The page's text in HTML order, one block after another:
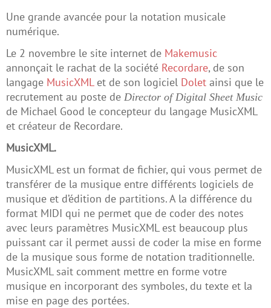
Une grande avancée pour la notation musicale
numérique.
Le 2 novembre le site internet de Makemusic
annonçait le rachat de la société Recordare, de son
langage MusicXMLet de son logiciel Dolet ainsi que le
recrutement au poste de Director of Digital Sheet Music
de Michael Good le concepteur du langage MusicXML
et créateur de Recordare.
MusicXML.
MusicXML est un format de fichier, qui vous permet de
transférer de la musique entre différents logiciels de
musique et d’édition de partitions. A la différence du
format MIDI qui ne permet que de coder des notes
avec leurs paramètres MusicXML est beaucoup plus
puissant car il permet aussi de coder la mise en forme
de la musique sous forme de notation traditionnelle.
MusicXML sait comment mettre en forme votre
musique en incorporant des symboles, du texte et la
mise en page des portées.